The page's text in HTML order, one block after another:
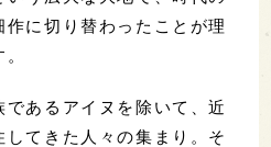
に切り替わったことが理
あるアイヌを除いて、近
てきた人々の集まり。そ